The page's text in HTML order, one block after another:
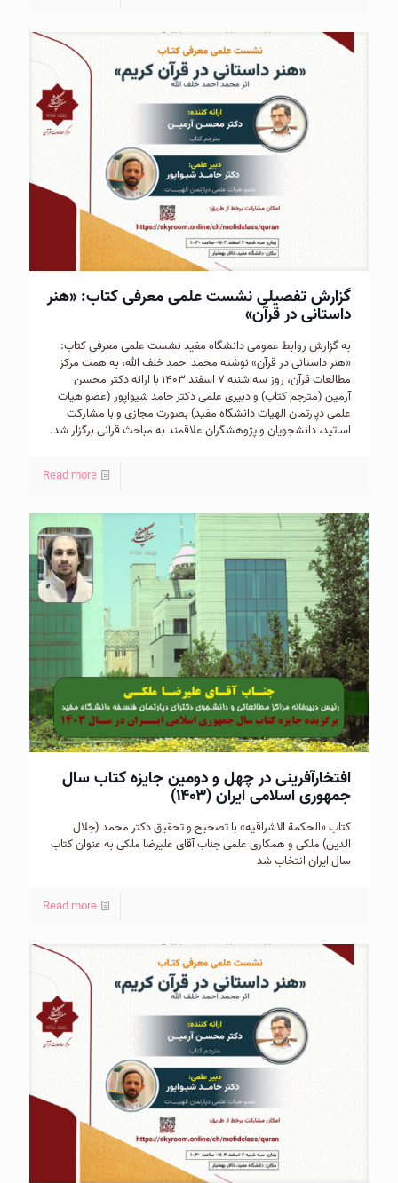
گزارش تفصیلی نشست علمی معرفی کتاب: «هنر
داستانی در قرآن»
به گزارش روابط عمومی دانشگاه مفید نشست علمی معرفی کتاب:
«هنر داستانی در قرآن» نوشته محمد احمد خلف الله، به همت مرکز
مطالعات قرآن، روز سه شنبه ۷ اسفند ۱۴۰۳ با ارائه دکتر محسن
آرمین (مترجم کتاب) و دبیری علمی دکتر حامد شیواپور (عضو هیات
علمی دپارتمان الهیات دانشگاه مفید) بصورت مجازی و با مشارکت
اساتید، دانشجویان و پژوهشگران علاقمند به مباحث قرآنی برگزار شد.
Read more
افتخارآفرینی در چهل و دومین جایزه کتاب سال
جمهوری اسلامی ایران (۱۴۰۳)
کتاب «الحکمة الاشراقیه» با تصحیح و تحقیق دکتر محمد (جلال
الدین) ملکی و همکاری علمی جناب آقای علیرضا ملکی به عنوان کتاب
سال ایران انتخاب شد
Read more